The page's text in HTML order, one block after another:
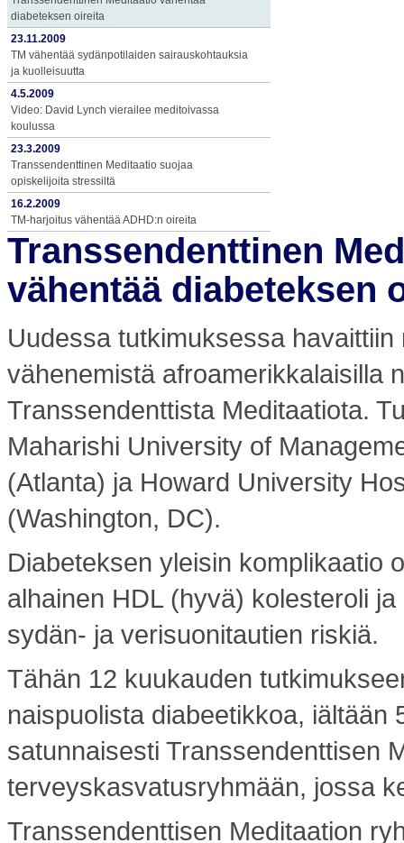
diabeteksen oireita
23.11.2009
TM vähentää sydänpotilaiden sairauskohtauksia
ja kuolleisuutta
4.5.2009
Video: David Lynch vierailee meditoivassa
koulussa
23.3.2009
Transsendenttinen Meditaatio suojaa
opiskelijoita stressiltä
16.2.2009
TM-harjoitus vähentää ADHD:n oireita
Transsendenttinen
vähentää diabeteksen
Uudessa tutkimuksessa
vähenemistä afroamerikkalaisilla
Transsendenttista Meditaatiota.
Maharishi University of
(Atlanta) ja Howard University
(Washington, DC).
Diabeteksen yleisin komplikaatio
alhainen HDL (hyvä) kolesteroli
sydän- ja verisuonitautien riskiä.
Tähän 12 kuukauden
naispuolista diabeetikkoa, iältään
satunnaisesti Transsendenttisen
terveyskasvatusryhmään, jossa
Transsendenttisen Meditaation